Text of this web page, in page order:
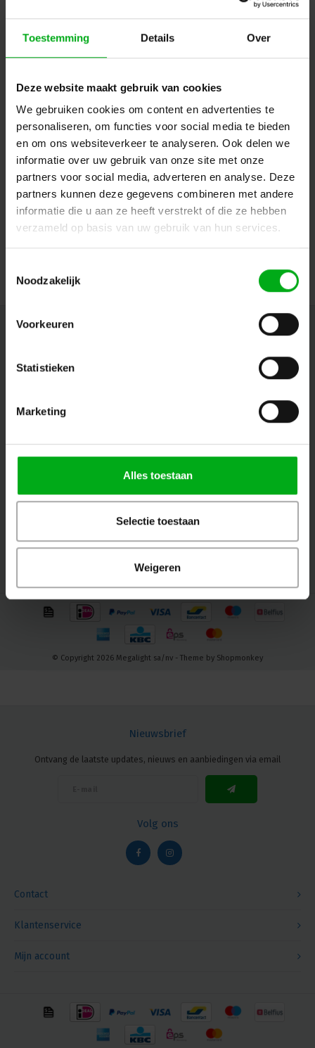
Toestemming Details Over
Deze website maakt gebruik van cookies
We gebruiken cookies om content en advertenties te
personaliseren, om functies voor social media te bieden
en om ons websiteverkeer te analyseren. Ook delen we
informatie over uw gebruik van onze site met onze
partners voor social media, adverteren en analyse. Deze
partners kunnen deze gegevens combineren met andere
informatie die u aan ze heeft verstrekt of die ze hebben
verzameld op basis van uw gebruik van hun services.
Noodzakelijk
Voorkeuren
Statistieken
Marketing
Alles toestaan
Selectie toestaan
Weigeren
Neutrik | SCDX | afdekkapje D-housing IP42 zwart
Neutrik |SCDX
7-14 werkdagen
Login voor prijzen
Contact
Ontvang de laatste updates, nieuws en aanbiedingen via email
© Copyright 2026 Megalight sa/nv - Theme by Shopmonkey
Contact
Nieuwsbrief
Ontvang de laatste updates, nieuws en aanbiedingen via email
Volg ons
Klantenservice
Mijn account